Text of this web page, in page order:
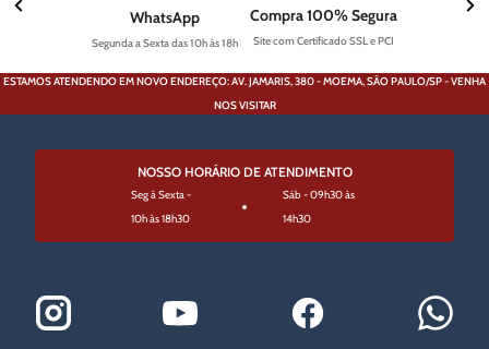
WhatsApp
Segunda a Sexta das 10h às 18h
Compra 100% Segura
Site com Certificado SSL e PCI
ESTAMOS ATENDENDO EM NOVO ENDEREÇO: AV. JAMARIS, 380 - MOEMA, SÃO PAULO/SP - VENHA
NOS VISITAR
NOSSO HORÁRIO DE ATENDIMENTO
Seg à Sexta -
10h às 18h30
Sáb - 09h30 às
14h30